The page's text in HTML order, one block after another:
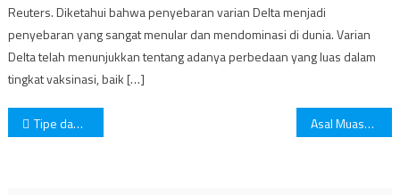
Reuters. Diketahui bahwa penyebaran varian Delta menjadi
penyebaran yang sangat menular dan mendominasi di dunia. Varian
Delta telah menunjukkan tentang adanya perbedaan yang luas dalam
tingkat vaksinasi, baik […]
Post
Tipe dan Jenis Keyboard Komputer Asal Muasal Manusia